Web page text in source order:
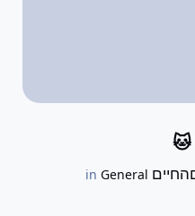
General